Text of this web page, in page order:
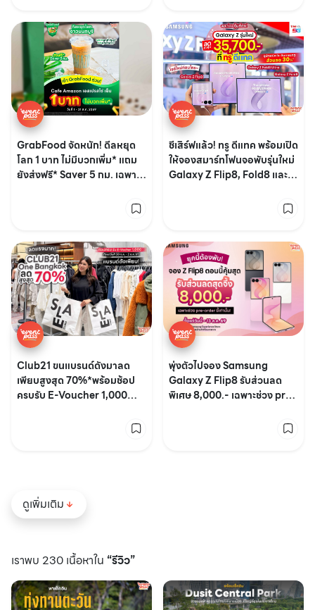
GrabFood จัดหนัก! ดีลหยุด
โลก 1 บาท ไม่มีบวกเพิ่ม* แถม
ยังส่งฟรี* Saver 5 กม. เฉพาะ
ชีเสิร์ฟแล้ว! ทรู ดีแทค พร้อมเปิด
ให้จองสมาร์ทโฟนจอพับรุ่นใหม่
Galaxy Z Flip8, Fold8 และ
Club21 ขนแบรนด์ดังมาลด
เพียบสูงสุด 70%*พร้อมช้อป
ครบรับ E-Voucher 1,000
พุ่งตัวไปจอง Samsung
Galaxy Z Flip8 รับส่วนลด
พิเศษ 8,000.- เฉพาะช่วง pre-
ดูเพิ่มเติม
เราพบ 230 เนื้อหาใน “รีวิว”